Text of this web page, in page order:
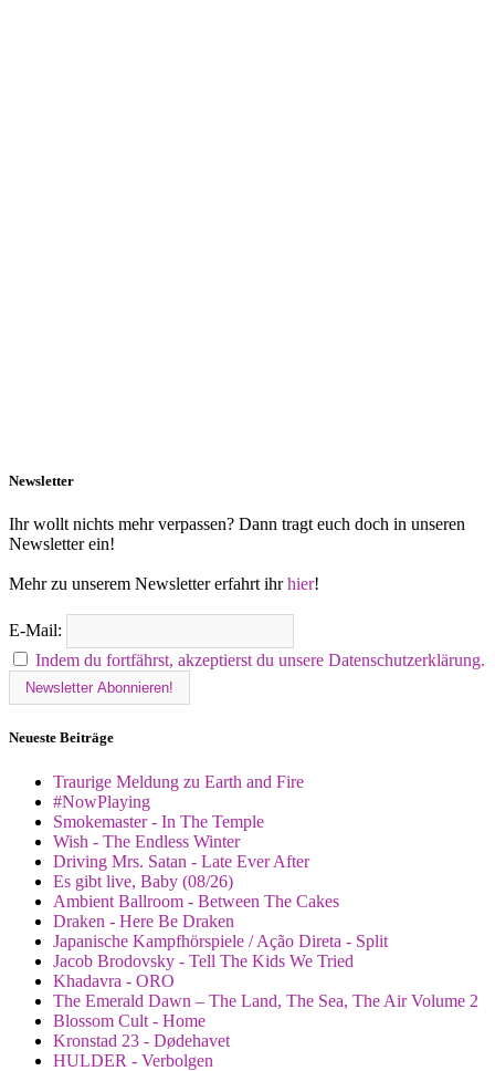
Newsletter
Ihr wollt nichts mehr verpassen? Dann tragt euch doch in unseren
Newsletter ein!
Mehr zu unserem Newsletter erfahrt ihrhier!
E-Mail:
Indem du fortfährst, akzeptierst du unsere Datenschutzerklärung.
Neueste Beiträge
Traurige Meldung zu Earth and Fire
#NowPlaying
Smokemaster - In The Temple
Wish - The Endless Winter
Driving Mrs. Satan - Late Ever After
Es gibt live, Baby (08/26)
Ambient Ballroom - Between The Cakes
Draken - Here Be Draken
Japanische Kampfhörspiele / Ação Direta - Split
Jacob Brodovsky - Tell The Kids We Tried
Khadavra - ORO
The Emerald Dawn – The Land, The Sea, The Air Volume 2
Blossom Cult - Home
Kronstad 23 - Dødehavet
HULDER - Verbolgen